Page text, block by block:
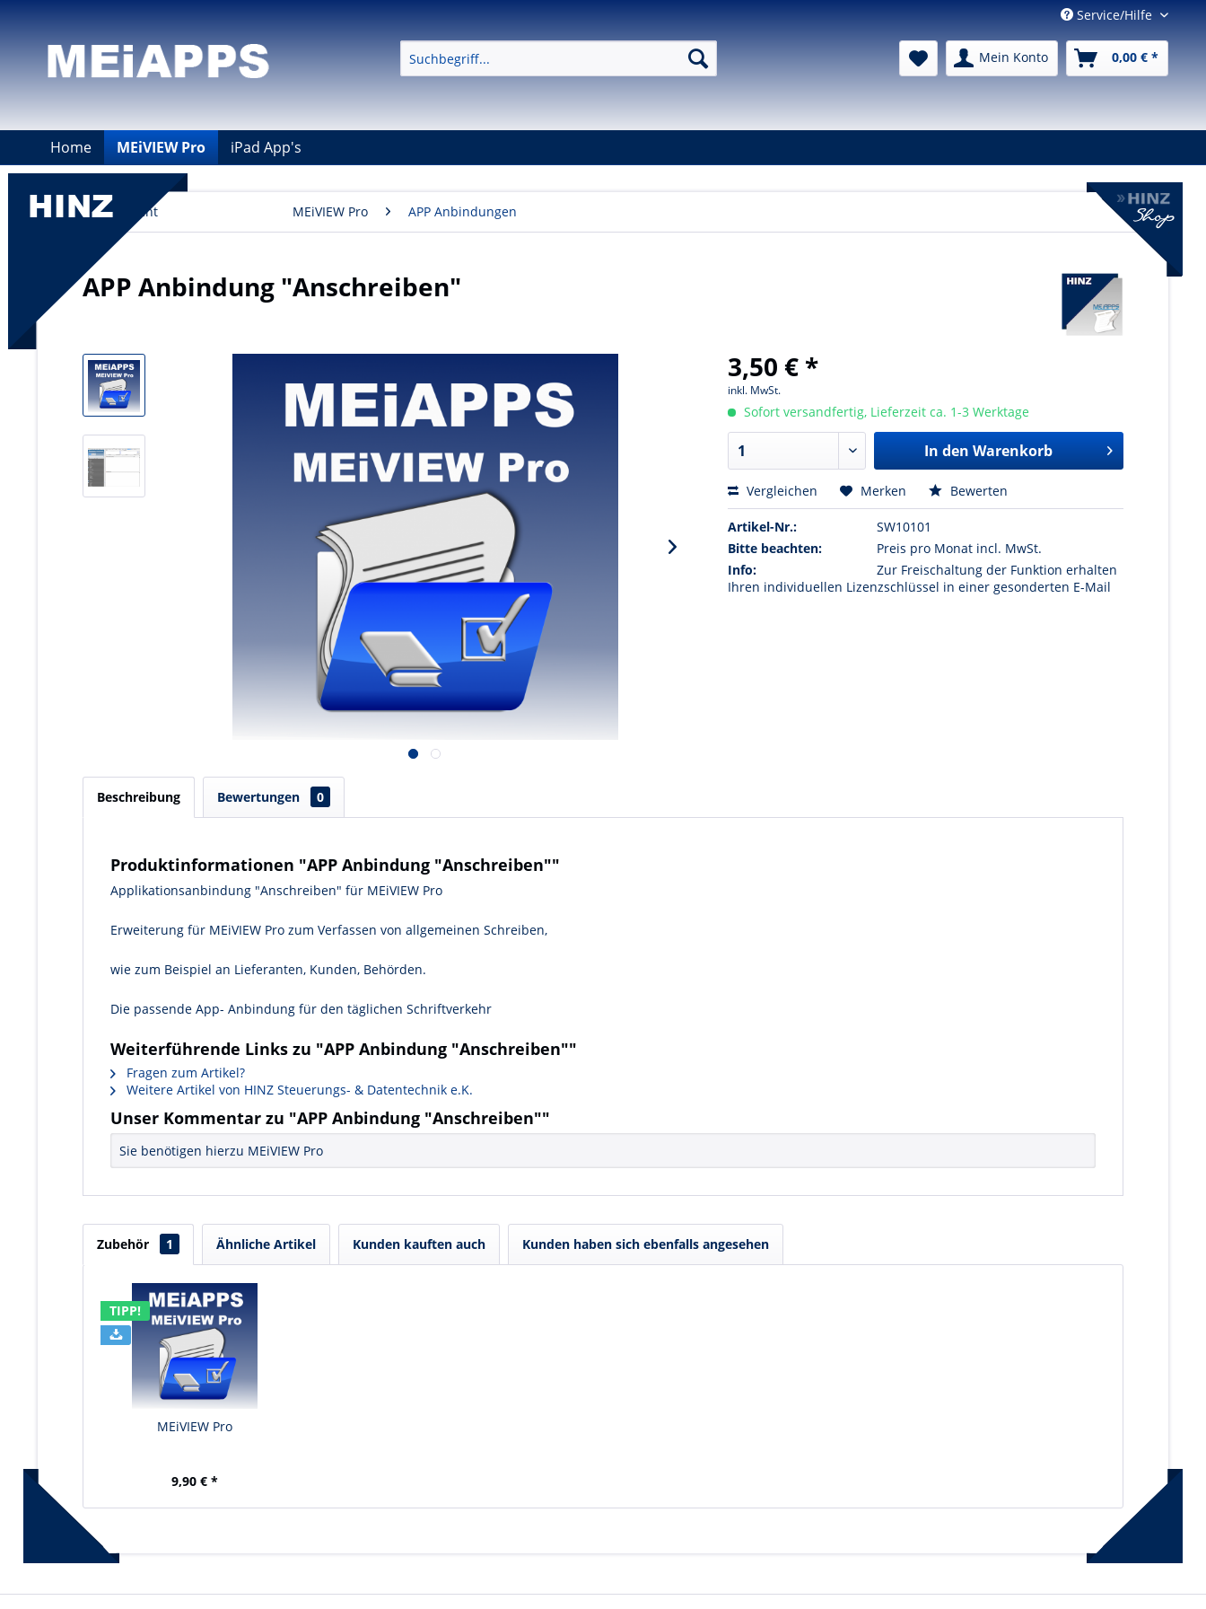
Service/Hilfe
Mein Konto 0,00 € *
Home MEiVIEW Pro iPad App's
Übersicht MEiVIEW Pro APP Anbindungen
APP Anbindung "Anschreiben"
3,50 € *
inkl. MwSt.
Sofort versandfertig, Lieferzeit ca. 1-3 Werktage
In den Warenkorb
Vergleichen Merken Bewerten
Artikel-Nr.:
SW10101
Bitte beachten:
Preis pro Monat incl. MwSt.
Info:
Zur Freischaltung der Funktion erhalten
Ihren individuellen Lizenzschlüssel in einer gesonderten E-Mail
Beschreibung Bewertungen 0
Produktinformationen "APP Anbindung "Anschreiben""
Applikationsanbindung "Anschreiben" für MEiVIEW Pro
Erweiterung für MEiVIEW Pro zum Verfassen von allgemeinen Schreiben,
wie zum Beispiel an Lieferanten, Kunden, Behörden.
Die passende App- Anbindung für den täglichen Schriftverkehr
Weiterführende Links zu "APP Anbindung "Anschreiben""
Fragen zum Artikel?
Weitere Artikel von HINZ Steuerungs- & Datentechnik e.K.
Unser Kommentar zu "APP Anbindung "Anschreiben""
Sie benötigen hierzu MEiVIEW Pro
Zubehör 1 Ähnliche Artikel Kunden kauften auch Kunden haben sich ebenfalls angesehen
TIPP!
MEiVIEW Pro
9,90 € *